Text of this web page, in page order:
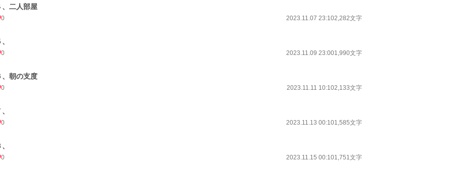
、二人部屋
0 2023.11.07 23:102,282文字
0 2023.11.09 23:001,990文字
、朝の支度
0 2023.11.11 10:102,133文字
0 2023.11.13 00:101,585文字
0 2023.11.15 00:101,751文字